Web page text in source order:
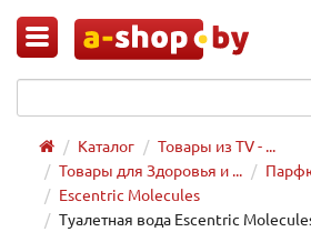
Каталог
Товары из TV - ...
Товары для Здоровья и ...
Escentric Molecules
Туалетная вода Escentric